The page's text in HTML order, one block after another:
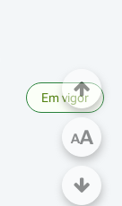
Em vigor
AA